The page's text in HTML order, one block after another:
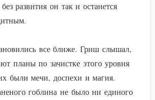
развития он так и останется
все ближе. Гриш слышал,
планы по зачистке этого уровня
были мечи, доспехи и магия.
гоблина не было ни единого